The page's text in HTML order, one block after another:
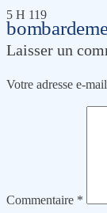
5 H 119
Laisser un
Votre adresse e-
Commentaire *